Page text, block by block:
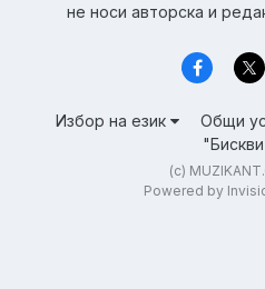
не носи авторска и
Избор на език Общи
(c)
Powered by